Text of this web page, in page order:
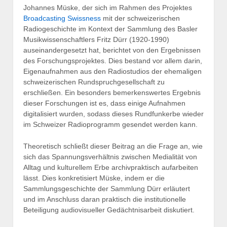
Johannes Müske, der sich im Rahmen des Projektes
Broadcasting Swissness mit der schweizerischen
Radiogeschichte im Kontext der Sammlung des Basler
Musikwissenschaftlers Fritz Dürr (1920-1990)
auseinandergesetzt hat, berichtet von den Ergebnissen
des Forschungsprojektes. Dies bestand vor allem darin,
Eigenaufnahmen aus den Radiostudios der ehemaligen
schweizerischen Rundspruchgesellschaft zu
erschließen. Ein besonders bemerkenswertes Ergebnis
dieser Forschungen ist es, dass einige Aufnahmen
digitalisiert wurden, sodass dieses Rundfunkerbe wieder
im Schweizer Radioprogramm gesendet werden kann.
Theoretisch schließt dieser Beitrag an die Frage an, wie
sich das Spannungsverhältnis zwischen Medialität von
Alltag und kulturellem Erbe archivpraktisch aufarbeiten
lässt. Dies konkretisiert Müske, indem er die
Sammlungsgeschichte der Sammlung Dürr erläutert
und im Anschluss daran praktisch die institutionelle
Beteiligung audiovisueller Gedächtnisarbeit diskutiert.